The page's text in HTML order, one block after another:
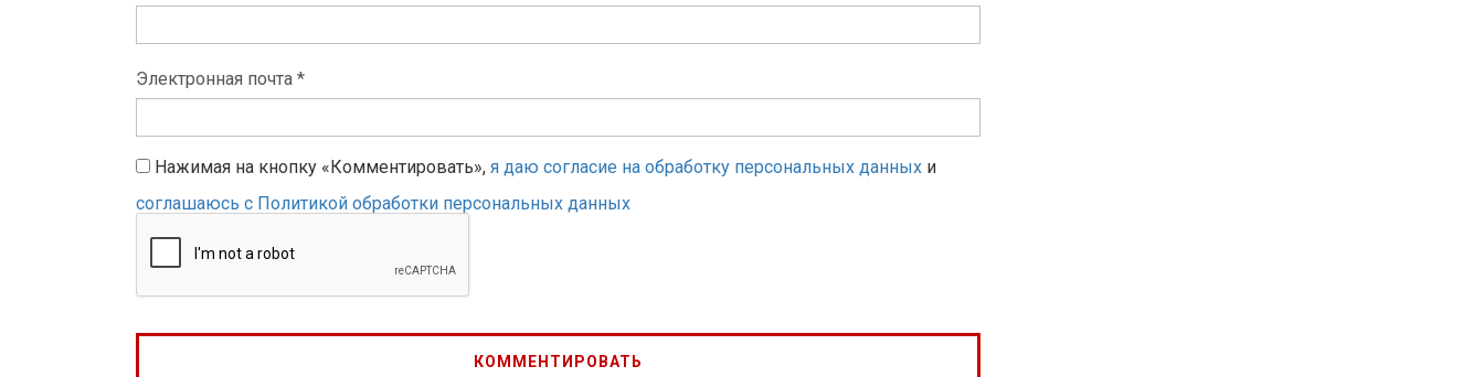
Электронная почта *
Нажимая на кнопку «Комментировать», я даю согласие на обработку персональных данных и
соглашаюсь с Политикой обработки персональных данных